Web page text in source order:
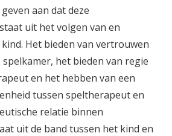
aan dat deze
uit het volgen van en
Het bieden van vertrouwen
het bieden van regie
en het hebben van een
tussen speltherapeut en
relatie binnen
uit de band tussen het kind en